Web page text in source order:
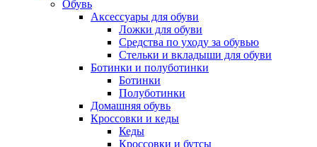
Обувь
Аксессуары для обуви
Ложки для обуви
Средства по уходу за обувью
Стельки и вкладыши для обуви
Ботинки и полуботинки
Ботинки
Полуботинки
Домашняя обувь
Кроссовки и кеды
Кеды
Кроссовки и бутсы